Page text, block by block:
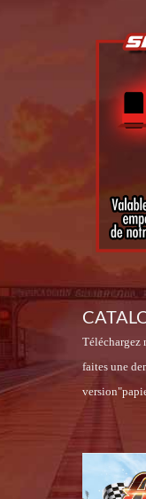
Téléchargez
faites une